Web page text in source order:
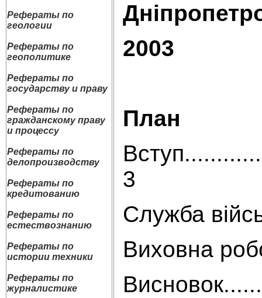
Рефераты по
геологии
Рефераты по
геополитике
Рефераты по
государству и праву
Рефераты по
гражданскому праву
и процессу
Рефераты по
делопроизводству
Рефераты по
кредитованию
Рефераты по
естествознанию
Рефераты по
истории техники
Рефераты по
журналистике
2003
План
3
Служба
Виховна